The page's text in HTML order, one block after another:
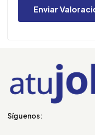
Síguenos: